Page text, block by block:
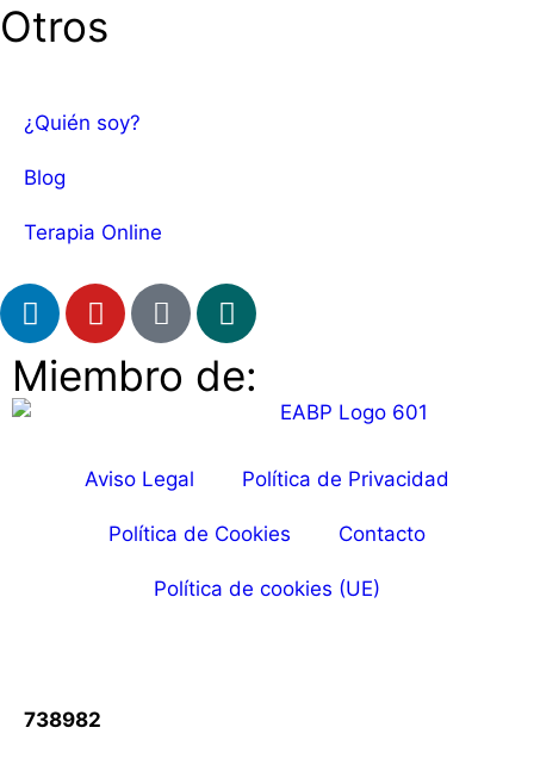
Otros
¿Quién soy?
Blog
Terapia Online
Miembro de:
Aviso Legal Política de Privacidad
Política de Cookies Contacto
Política de cookies (UE)
738982